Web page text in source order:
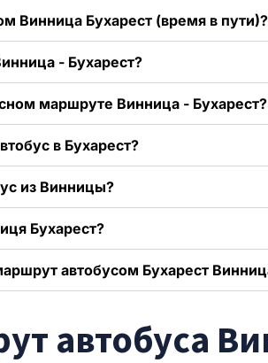
Винница Бухарест (время в пути)?
- Бухарест?
маршруте Винница - Бухарест?
в Бухарест?
из Винницы?
Бухарест?
автобусом Бухарест
автобуса